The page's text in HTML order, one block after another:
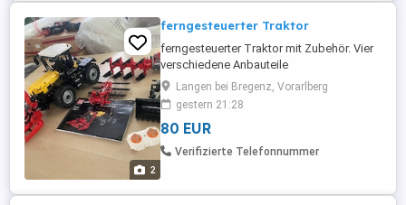
2
ferngesteuerter Traktor
ferngesteuerter Traktor mit Zubehör. Vier
verschiedene Anbauteile
Langen bei Bregenz, Vorarlberg
gestern 21:28
80 EUR
Verifizierte Telefonnummer